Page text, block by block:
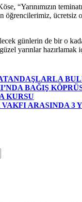
“Yarınımızın
öğrencilerimiz,
günlerin de bir o
yarınlar
BAĞIŞ
KURSU
ARASINDA 3